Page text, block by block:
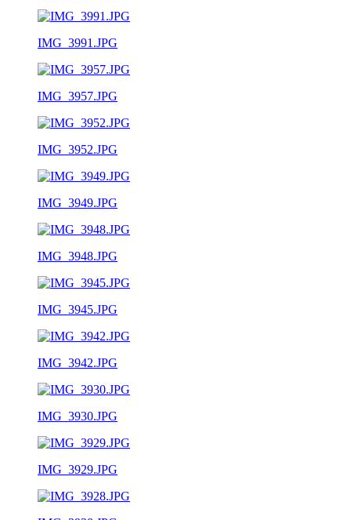
IMG_3991.JPG
IMG_3957.JPG
IMG_3952.JPG
IMG_3949.JPG
IMG_3948.JPG
IMG_3945.JPG
IMG_3942.JPG
IMG_3930.JPG
IMG_3929.JPG